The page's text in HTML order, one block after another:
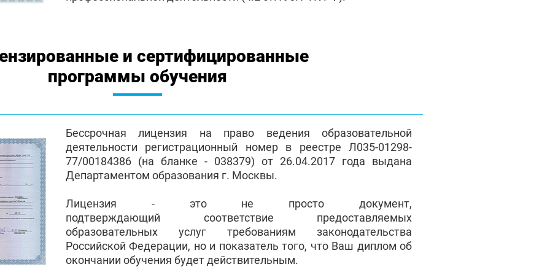
и сертифицированные
программы обучения
Бессрочная лицензия на право ведения образовательной
деятельности регистрационный номер в реестре Л035-01298-
77/00184386 (на бланке - 038379) от 26.04.2017 года выдана
Департаментом образования г. Москвы.
Лицензия - это не просто документ,
подтверждающий соответствие предоставляемых
образовательных услуг требованиям законодательства
Российской Федерации, но и показатель того, что Ваш диплом об
окончании обучения будет действительным.